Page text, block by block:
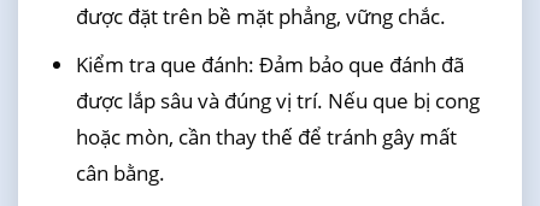
được đặt trên bề mặt phẳng, vững chắc.
Kiểm tra que đánh: Đảm bảo que đánh đã
được lắp sâu và đúng vị trí. Nếu que bị cong
hoặc mòn, cần thay thế để tránh gây mất
cân bằng.